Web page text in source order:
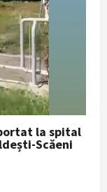
la spital
Scăeni